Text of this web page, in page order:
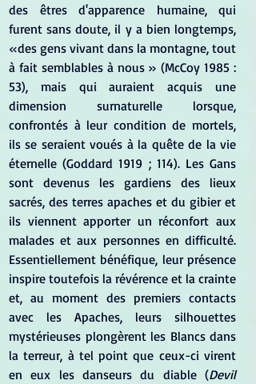
des êtres d'apparence humaine, qui
«des gens vivant dans la montagne, tout
à fait semblables à nous » (McCoy 1985 :
53), mais qui auraient acquis une
dimension surnaturelle lorsque,
confrontés à leur condition de mortels,
ils se seraient voués à la quête de la vie
éternelle (Goddard 1919 ; 114). Les Gans
sont devenus les gardiens des lieux
sacrés, des terres apaches et du gibier et
ils viennent apporter un réconfort aux
malades et aux personnes en difficulté.
Essentiellement bénéfique, leur présence
inspire toutefois la révérence et la crainte
et, au moment des premiers contacts
avec les Apaches, leurs silhouettes
mystérieuses plongèrent les Blancs dans
la terreur, à tel point que ceux-ci virent
en eux les danseurs du diable (Devil